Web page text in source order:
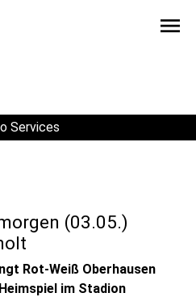
menu
Services
(03.05.)
Rot-Weiß Oberhausen
im Stadion